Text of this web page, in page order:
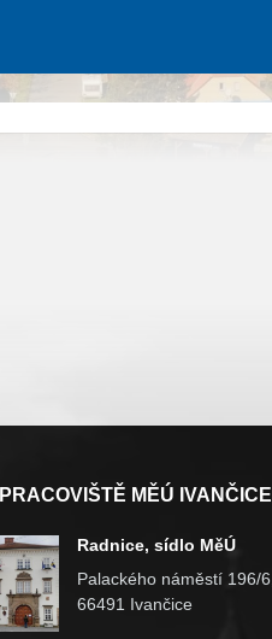
PRACOVIŠTĚ MĚÚ IVANČICE
Radnice, sídlo MěÚ
Palackého náměstí 196/6,
66491 Ivančice